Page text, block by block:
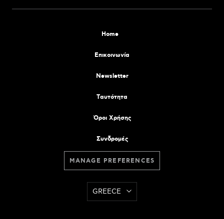
Home
Επικοινωνία
Newsletter
Tαυτότητα
Όροι Χρήσης
Συνδρομές
MANAGE PREFERENCES
GREECE